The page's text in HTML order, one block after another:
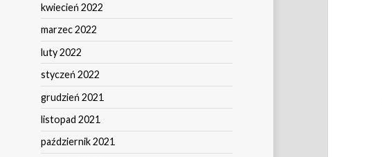
kwiecień 2022
marzec 2022
luty 2022
styczeń 2022
grudzień 2021
listopad 2021
październik 2021